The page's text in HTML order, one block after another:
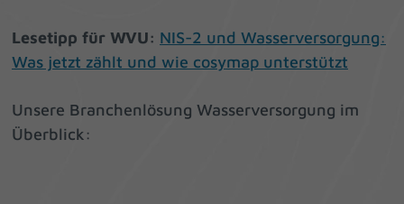
Lesetipp für WVU: NIS-2 und Wasserversorgung:
Was jetzt zählt und wie cosymap unterstützt
Unsere Branchenlösung Wasserversorgung im
Überblick: